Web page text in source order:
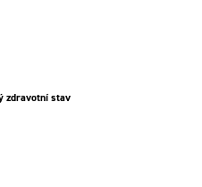
zdravotní stav